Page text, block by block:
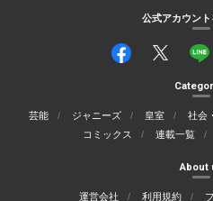
公式アカウン
芸能 ジャニーズ 皇室 社会
コミックス
連載一覧
About
運営会社 利用規約